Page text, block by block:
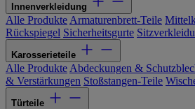
Innenverkleidung
Alle Produkte Armaturenbrett-Teile
Rückspiegel Sicherheitsgurte
Karosserieteile
Alle Produkte Abdeckungen &
& Verstärkungen Stoßstangen-Teile
Türteile